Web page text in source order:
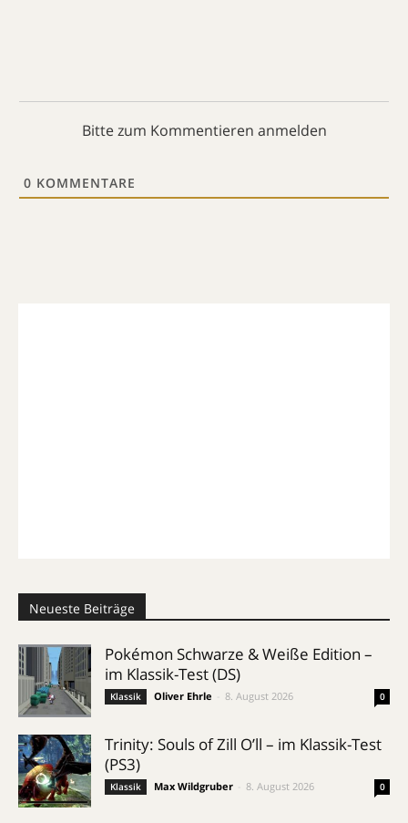
Bitte zum Kommentieren anmelden
0 KOMMENTARE
Neueste Beiträge
Pokémon Schwarze & Weiße Edition –
im Klassik-Test (DS)
Klassik Oliver Ehrle 8. August 2026 0
Trinity: Souls of Zill O’ll – im Klassik-Test
(PS3)
Klassik Max Wildgruber 8. August 2026 0